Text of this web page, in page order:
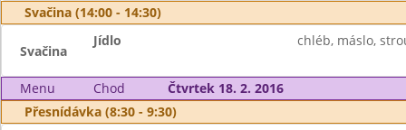
Svačina (14:00 - 14:30)
Svačina
Jídlo chléb, máslo,
Menu Chod
Čtvrtek 18. 2. 2016
Přesnídávka (8:30 - 9:30)